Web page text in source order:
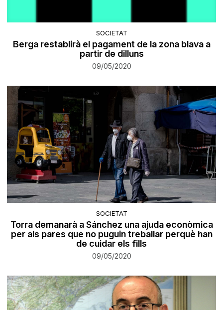
SOCIETAT
Berga restablirà el pagament de la zona blava a
partir de dilluns
09/05/2020
SOCIETAT
Torra demanarà a Sánchez una ajuda econòmica
per als pares que no puguin treballar perquè han
de cuidar els fills
09/05/2020